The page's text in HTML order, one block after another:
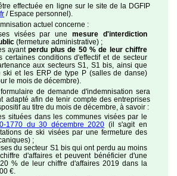
effectuée en ligne sur le site de la DGFIP
/ Espace personnel).
actuel concerne :
visées par unemesure d'interdiction
(fermeture administrative) ;
ayantperdu plus de 50 % de leur chiffre
certaines conditions d'effectif et de secteur
aux secteurs S1, S1 bis, ainsi que
ski et les ERP de type P (salles de danse)
le mois de décembre).
de demande d'indemnisation sera
adapté afin de tenir compte des entreprises
au titre du mois de décembre, à savoir :
situées dans les communes visées par le
1770 du 30 décembre 2020 (il s'agit en
de ski visées par une fermeture des
;
du secteur S1 bis qui ont perdu au moins
d'affaires et peuvent bénéficier d'une
% de leur chiffre d'affaires 2019 dans la
€.